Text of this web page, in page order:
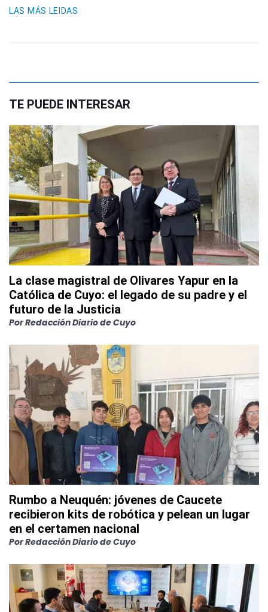
LAS MÁS LEIDAS
TE PUEDE INTERESAR
La clase magistral de Olivares Yapur en la
Católica de Cuyo: el legado de su padre y el
futuro de la Justicia
PorRedacción Diario de Cuyo
Rumbo a Neuquén: jóvenes de Caucete
recibieron kits de robótica y pelean un lugar
en el certamen nacional
PorRedacción Diario de Cuyo